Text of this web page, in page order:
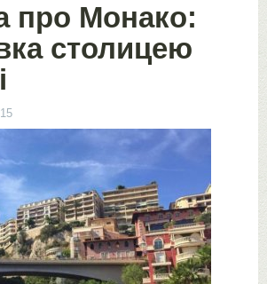
про Монако:
столицею